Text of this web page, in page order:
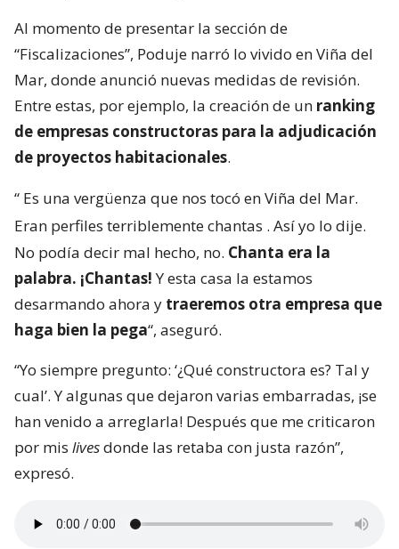
Al momento de presentar la sección de
“Fiscalizaciones”, Poduje narró lo vivido en Viña del
Mar, donde anunció nuevas medidas de revisión.
Entre estas, por ejemplo, la creación de un ranking
de empresas constructoras para la adjudicación
de proyectos habitacionales.
“ Es una vergüenza que nos tocó en Viña del Mar.
Eran perfiles terriblemente chantas . Así yo lo dije.
No podía decir mal hecho, no. Chanta era la
palabra. ¡Chantas!Y esta casa la estamos
desarmando ahora y traeremos otra empresa que
haga bien la pega“, aseguró.
“Yo siempre pregunto: ‘¿Qué constructora es? Tal y
cual’. Y algunas que dejaron varias embarradas, ¡se
han venido a arreglarla! Después que me criticaron
por mis livesdonde las retaba con justa razón”,
expresó.